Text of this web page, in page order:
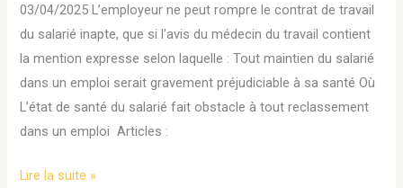
03/04/2025 L’employeur ne peut rompre le contrat de travail
du salarié inapte, que si l’avis du médecin du travail contient
la mention expresse selon laquelle : Tout maintien du salarié
dans un emploi serait gravement préjudiciable à sa santé Où
L’état de santé du salarié fait obstacle à tout reclassement
dans un emploi Articles :
expresse
prévue
par
le
Code
du
Lire la suite »